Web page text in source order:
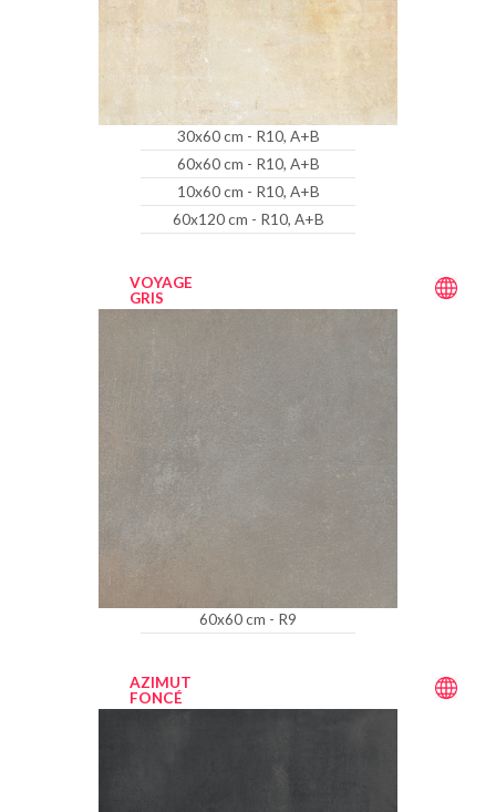
30x60 cm - R10, A+B
60x60 cm - R10, A+B
10x60 cm - R10, A+B
60x120 cm - R10, A+B
VOYAGE
GRIS
60x60 cm - R9
AZIMUT
FONCÉ